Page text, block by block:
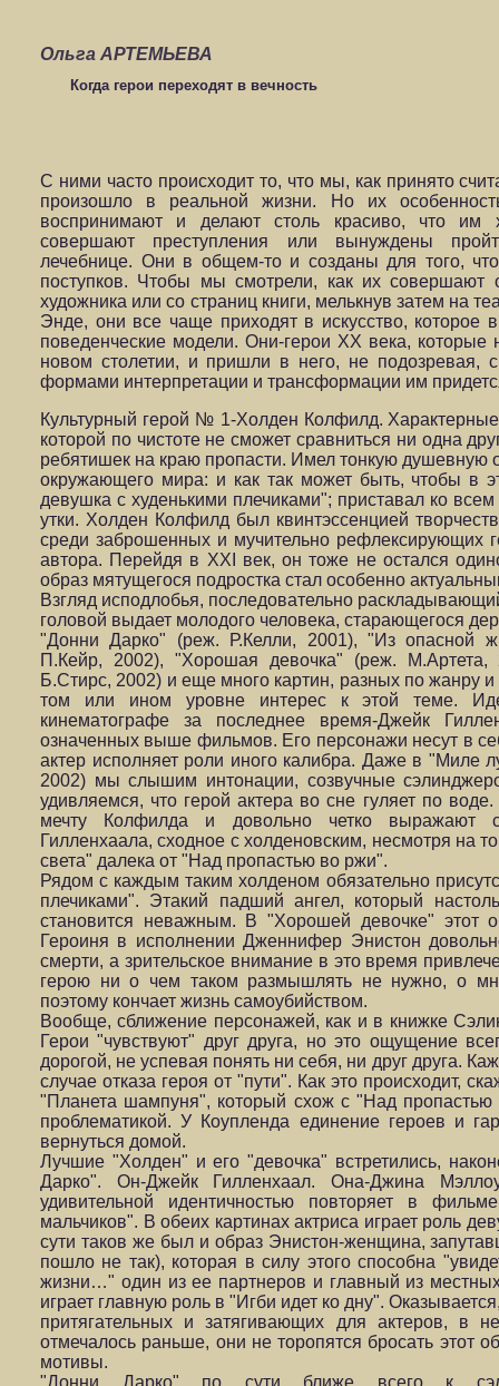
Ольга АРТЕМЬЕВА
Когда герои переходят в вечность
С ними часто происходит то, что мы, как принято
произошло в реальной жизни. Но их
воспринимают и делают столь красиво, что им
совершают преступления или вынуждены
лечебнице. Они в общем-то и созданы для того,
поступков. Чтобы мы смотрели, как их совершают
художника или со страниц книги, мелькнув затем на
Энде, они все чаще приходят в искусство, которое
поведенческие модели. Они-герои ХХ века, которые
новом столетии, и пришли в него, не подозревая,
формами интерпретации и трансформации им
Культурный герой № 1-Холден Колфилд. Характерные
которой по чистоте не сможет сравниться ни одна
ребятишек на краю пропасти. Имел тонкую душевную
окружающего мира: и как так может быть, чтобы в
девушка с худенькими плечиками"; приставал ко
утки. Холден Колфилд был квинтэссенцией
среди заброшенных и мучительно рефлексирующих
автора. Перейдя в XXI век, он тоже не остался
образ мятущегося подростка стал особенно
Взгляд исподлобья, последовательно
головой выдает молодого человека, старающегося
"Донни Дарко" (реж. Р.Келли, 2001), "Из опасной
П.Кейр, 2002), "Хорошая девочка" (реж.
Б.Стирс, 2002) и еще много картин, разных по жанру
том или ином уровне интерес к этой теме.
кинематографе за последнее время-Джейк
означенных выше фильмов. Его персонажи несут в
актер исполняет роли иного калибра. Даже в "Миле
2002) мы слышим интонации, созвучные
удивляемся, что герой актера во сне гуляет по
мечту Колфилда и довольно четко выражают
Гилленхаала, сходное с холденовским, несмотря на
света" далека от "Над пропастью во ржи".
Рядом с каждым таким холденом обязательно
плечиками". Этакий падший ангел, который
становится неважным. В "Хорошей девочке" этот
Героиня в исполнении Дженнифер Энистон
смерти, а зрительское внимание в это время
герою ни о чем таком размышлять не нужно, о
поэтому кончает жизнь самоубийством.
Вообще, сближение персонажей, как и в книжке
Герои "чувствуют" друг друга, но это ощущение
дорогой, не успевая понять ни себя, ни друг друга.
случае отказа героя от "пути". Как это происходит,
"Планета шампуня", который схож с "Над
проблематикой. У Коупленда единение героев и
вернуться домой.
Лучшие "Холден" и его "девочка" встретились,
Дарко". Он-Джейк Гилленхаал. Она-Джина
удивительной идентичностью повторяет в
мальчиков". В обеих картинах актриса играет роль
сути таков же был и образ Энистон-женщина,
пошло не так), которая в силу этого способна
жизни…" один из ее партнеров и главный из
играет главную роль в "Игби идет ко дну".
притягательных и затягивающих для актеров, в
отмечалось раньше, они не торопятся бросать этот
мотивы.
"Донни Дарко" по сути ближе всего к